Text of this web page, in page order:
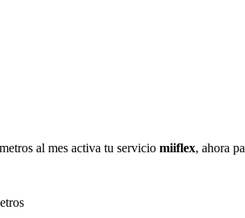
al mes activa tu servicio miiflex, ahora